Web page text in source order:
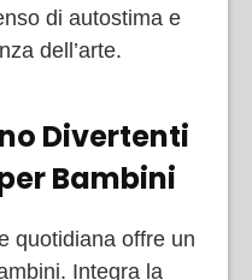
di autostima e
dell’arte.
Divertenti
Bambini
quotidiana offre un
Integra la